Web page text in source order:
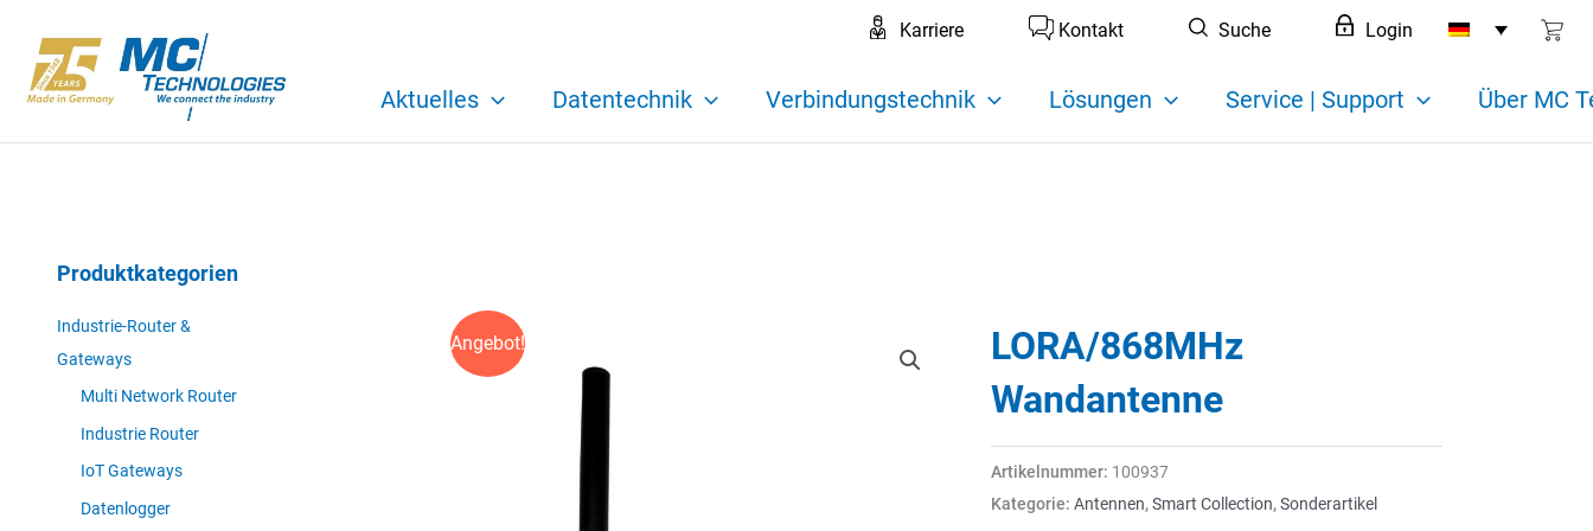
Inhalt
springen
Karriere Kontakt Suche Login
Aktuelles Datentechnik Verbindungstechnik Lösungen Service | Support Über MC
Produktkategorien
Industrie-Router &
Gateways
Multi Network Router
Industrie Router
IoT Gateways
Datenlogger
Angebot!
LORA/868MHz
Wandantenne
Artikelnummer: 100937
Kategorie: Antennen,Smart Collection,Sonderartikel